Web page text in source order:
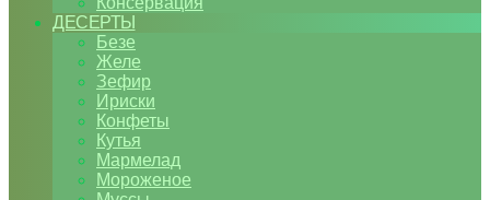
ДЕСЕРТЫ
Безе
Желе
Зефир
Ириски
Конфеты
Кутья
Мармелад
Мороженое